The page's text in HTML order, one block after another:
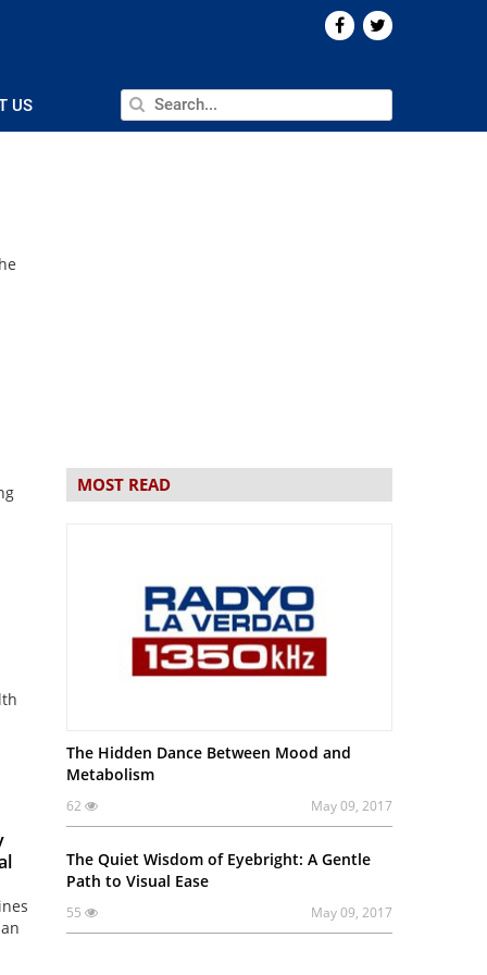
US
MOST READ
The Hidden Dance Between Mood and
Metabolism
62 May 09, 2017
The Quiet Wisdom of Eyebright: A Gentle
Path to Visual Ease
55 May 09, 2017